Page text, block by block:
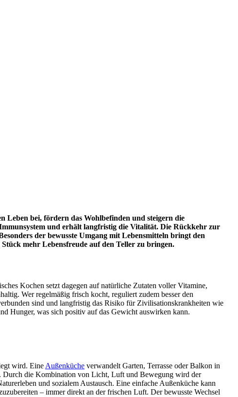
Leben bei, fördern das Wohlbefinden und steigern die
und erhält langfristig die Vitalität. Die Rückkehr zur
der bewusste Umgang mit Lebensmitteln bringt den
mehr Lebensfreude auf den Teller zu bringen.
Kochen setzt dagegen auf natürliche Zutaten voller Vitamine,
Wer regelmäßig frisch kocht, reguliert zudem besser den
sind und langfristig das Risiko für Zivilisationskrankheiten wie
Hunger, was sich positiv auf das Gewicht auswirken kann.
wird. Eine Außenküche verwandelt Garten, Terrasse oder Balkon in
Durch die Kombination von Licht, Luft und Bewegung wird der
und sozialem Austausch. Eine einfache Außenküche kann
– immer direkt an der frischen Luft. Der bewusste Wechsel